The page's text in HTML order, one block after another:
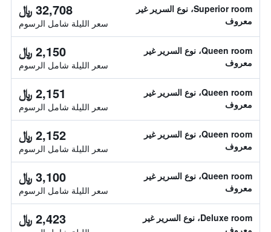
Superior room، نوع السرير غير
معروف
32,708 ﷼
سعر الليلة شامل الرسوم
Queen room، نوع السرير غير
معروف
2,150 ﷼
سعر الليلة شامل الرسوم
Queen room، نوع السرير غير
معروف
2,151 ﷼
سعر الليلة شامل الرسوم
Queen room، نوع السرير غير
معروف
2,152 ﷼
سعر الليلة شامل الرسوم
Queen room، نوع السرير غير
معروف
3,100 ﷼
سعر الليلة شامل الرسوم
Deluxe room، نوع السرير غير
معروف
2,423 ﷼